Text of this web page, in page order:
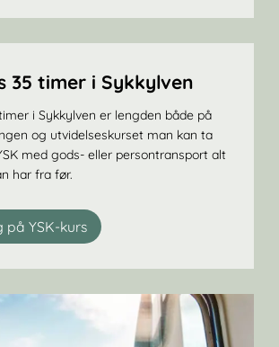
35 timer i Sykkylven
i Sykkylven er lengden både på
og utvidelseskurset man kan ta
med gods- eller persontransport alt
har fra før.
på YSK-kurs